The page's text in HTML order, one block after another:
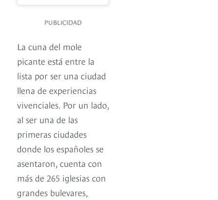
PUBLICIDAD
La cuna del mole
picante está entre la
lista por ser una ciudad
llena de experiencias
vivenciales. Por un lado,
al ser una de las
primeras ciudades
donde los españoles se
asentaron, cuenta con
más de 265 iglesias con
grandes bulevares,